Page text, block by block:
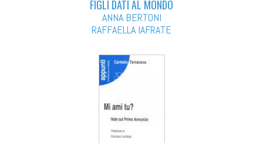
FIGLI DATI AL MONDO
ANNA BERTONI
RAFFAELLA IAFRATE